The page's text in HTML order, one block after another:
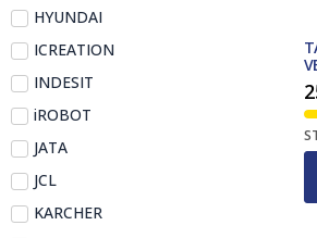
HYUNDAI
ICREATION
INDESIT
iROBOT
JATA
JCL
KARCHER